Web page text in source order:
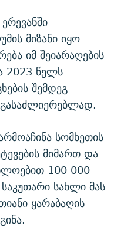
მიზანი იყო
იმ შეიარაღების
2023 წელს
შემდეგ
სომხეთის
მიმართ და
100 000
სახლი მას
ყარაბაღის